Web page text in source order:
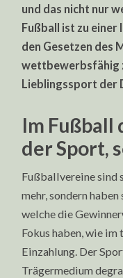
und das nicht nur
Fußball ist zu
den Gesetzen des
wettbewerbsfähig
Lieblingssport der
Im
der Sport,
Fußballvereine sind
mehr, sondern
welche die
Fokus haben, wie im
Einzahlung. Der
Trägermedium